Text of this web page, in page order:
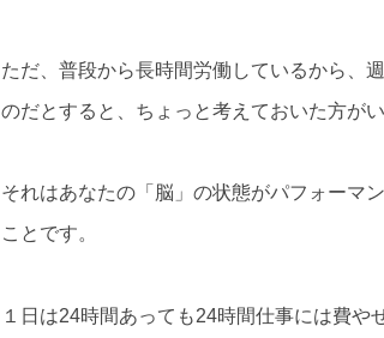
ただ、普段から長時間労働しているから、
のだとする と、ちょっと考えておいた方が
それはあなたの「脳」の状態がパフォーマ
ことです。
１日は24時間あっても24時間仕事には費や